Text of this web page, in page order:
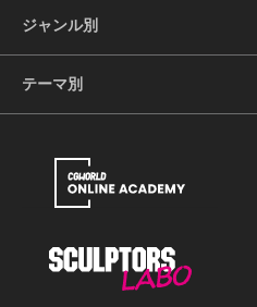
ジャンル別
テーマ別